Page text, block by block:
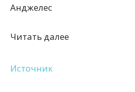
Анджелес
Читать далее
Источник